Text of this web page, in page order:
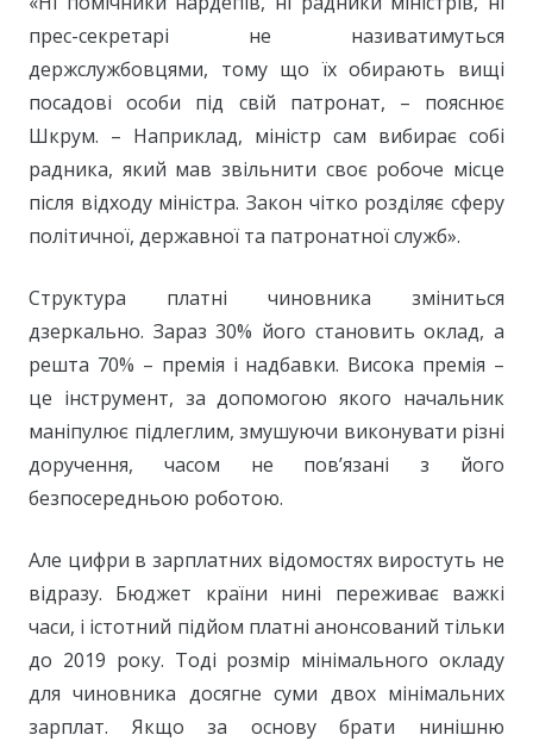
прес-секретарі не називатимуться
держслужбовцями, тому що їх обирають вищі
посадові особи під свій патронат, – пояснює
Шкрум. – Наприклад, міністр сам вибирає собі
радника, який мав звільнити своє робоче місце
після відходу міністра. Закон чітко розділяє сферу
політичної, державної та патронатної служб».
Структура платні чиновника зміниться
дзеркально. Зараз 30% його становить оклад, а
решта 70% – премія і надбавки. Висока премія –
це інструмент, за допомогою якого начальник
маніпулює підлеглим, змушуючи виконувати різні
доручення, часом не пов’язані з його
безпосередньою роботою.
Але цифри в зарплатних відомостях виростуть не
відразу. Бюджет країни нині переживає важкі
часи, і істотний підйом платні анонсований тільки
до 2019 року. Тоді розмір мінімального окладу
для чиновника досягне суми двох мінімальних
зарплат. Якщо за основу брати нинішню